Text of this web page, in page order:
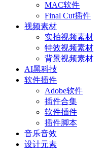
MAC软件
Final Cut插件
视频素材
实拍视频素材
特效视频素材
背景视频素材
AI黑科技
软件插件
Adobe软件
插件合集
软件插件
插件脚本
音乐音效
设计元素